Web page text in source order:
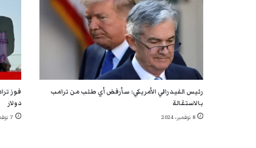
رئيس الفيدرالي الأمريكي: سأرفض أي طلب من ترامب
بالاستقالة
8 نوفمبر، 2024
دولار
7 نوفمبر، 2024